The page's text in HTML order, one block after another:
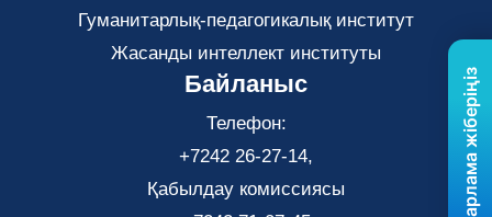
Гуманитарлық-педагогикалық институт
Жасанды интеллект институты
Байланыс
Телефон:
+7242 26-27-14,
Қабылдау комиссиясы